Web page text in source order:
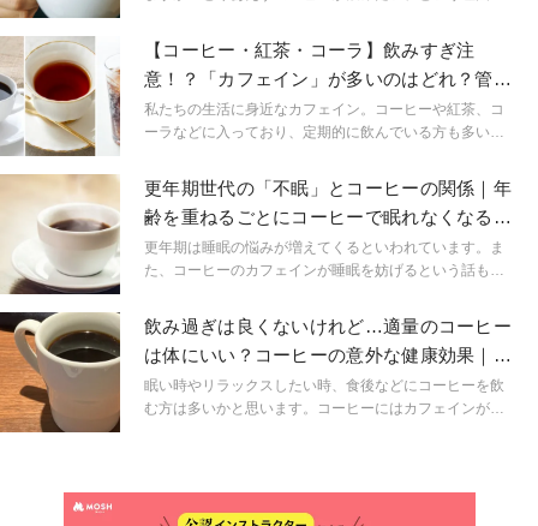
が多いのではないでしょうか。トイレの回数が多い、夜
の寝つきが悪いなど、体調面で気になることがあった
ら、それはカフェインの摂りすぎかもしれません。そこ
で今回は、コーヒーの飲みすぎで現れる身体の不調と、
代わりにおすすめしたいカフェインレスホットティー３
【コーヒー・紅茶・コーラ】飲みすぎ注
意！？「カフェイン」が多いのはどれ？管理
栄養士が解説
私たちの生活に身近なカフェイン。コーヒーや紅茶、コ
ーラなどに入っており、定期的に飲んでいる方も多いの
カフェインの量。どの飲み物がカフェインが多いかわか
りますか？詳しくみていきましょう。
更年期世代の「不眠」とコーヒーの関係｜年
齢を重ねるごとにコーヒーで眠れなくなるの
は本当？
更年期は睡眠の悩みが増えてくるといわれています。ま
た、コーヒーのカフェインが睡眠を妨げるという話も見
しょうか。本記事では、睡眠とコーヒーなどに含まれる
カフェインの関係について解説します。
飲み過ぎは良くないけれど…適量のコーヒー
は体にいい？コーヒーの意外な健康効果｜管
理栄養士が解説
眠い時やリラックスしたい時、食後などにコーヒーを飲
む方は多いかと思います。コーヒーにはカフェインが含
コーヒーの持つ健康効果について、紹介したいと思いま